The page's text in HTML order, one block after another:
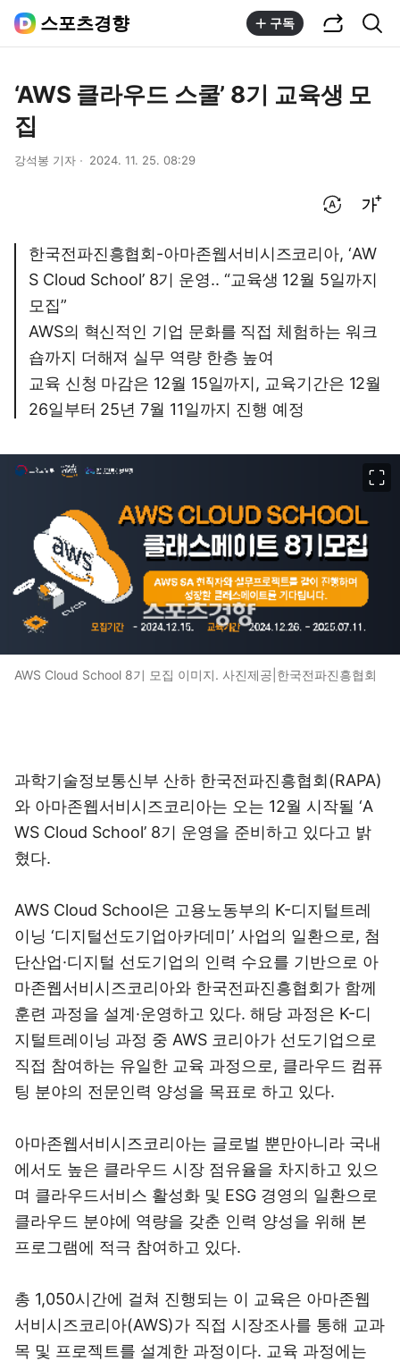
스포츠경향 구독
‘AWS 클라우드 스쿨’ 8기 교육생 모
집
강석봉 기자 2024. 11. 25. 08:29
한국전파진흥협회-아마존웹서비시즈코리아, ‘AW
S Cloud School’ 8기 운영.. “교육생 12월 5일까지
모집”
AWS의 혁신적인 기업 문화를 직접 체험하는 워크
숍까지 더해져 실무 역량 한층 높여
교육 신청 마감은 12월 15일까지, 교육기간은 12월
26일부터 25년 7월 11일까지 진행 예정
AWS Cloud School 8기 모집 이미지. 사진제공|한국전파진흥협회
과학기술정보통신부 산하 한국전파진흥협회(RAPA)
와 아마존웹서비시즈코리아는 오는 12월 시작될 ‘A
WS Cloud School’ 8기 운영을 준비하고 있다고 밝
혔다.
AWS Cloud School은 고용노동부의 K-디지털트레
이닝 ‘디지털선도기업아카데미’ 사업의 일환으로, 첨
단산업·디지털 선도기업의 인력 수요를 기반으로 아
마존웹서비시즈코리아와 한국전파진흥협회가 함께
훈련 과정을 설계·운영하고 있다. 해당 과정은 K-디
지털트레이닝 과정 중 AWS 코리아가 선도기업으로
직접 참여하는 유일한 교육 과정으로, 클라우드 컴퓨
팅 분야의 전문인력 양성을 목표로 하고 있다.
아마존웹서비시즈코리아는 글로벌 뿐만아니라 국내
에서도 높은 클라우드 시장 점유율을 차지하고 있으
며 클라우드서비스 활성화 및 ESG 경영의 일환으로
클라우드 분야에 역량을 갖춘 인력 양성을 위해 본
프로그램에 적극 참여하고 있다.
총 1,050시간에 걸쳐 진행되는 이 교육은 아마존웹
서비시즈코리아(AWS)가 직접 시장조사를 통해 교과
목 및 프로젝트를 설계한 과정이다. 교육 과정에는